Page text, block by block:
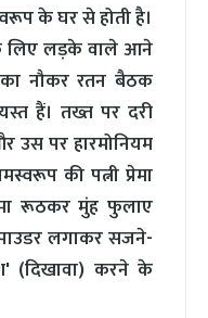
के घर से होती है।
लिए लड़के वाले आने
नौकर रतन बैठक
हैं। तख्त पर दरी
उस पर हारमोनियम
की पत्नी प्रेमा
रूठकर मुंह फुलाए
लगाकर सजने-
करने के